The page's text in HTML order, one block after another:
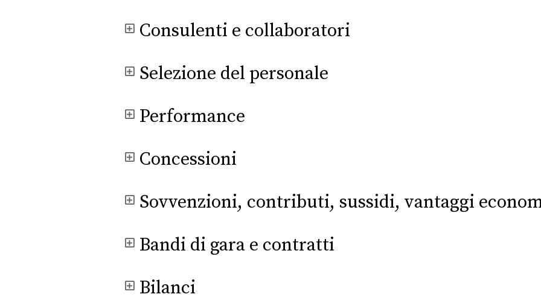
Consulenti e collaboratori
Selezione del personale
Performance
Concessioni
Sovvenzioni, contributi, sussidi, vantaggi
Bandi di gara e contratti
Bilanci